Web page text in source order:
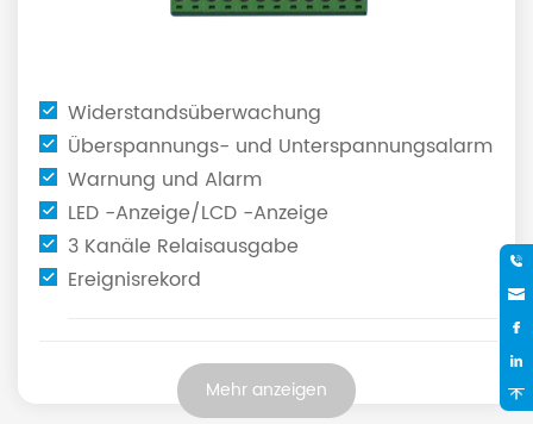
Widerstandsüberwachung
Überspannungs- und Unterspannungsalarm
Warnung und Alarm
LED -Anzeige/LCD -Anzeige
3 Kanäle Relaisausgabe
Ereignisrekord
Mehr anzeigen